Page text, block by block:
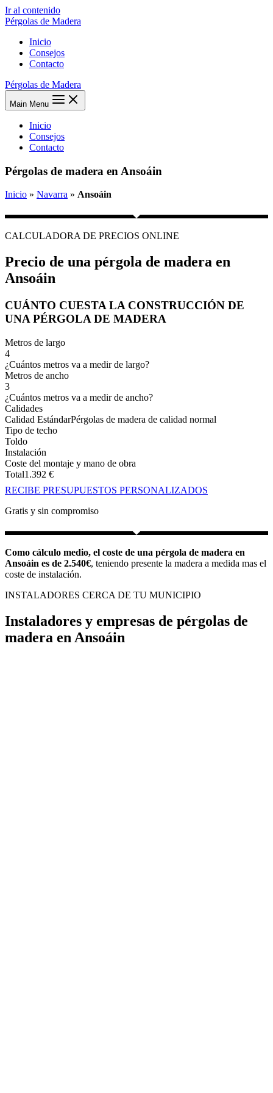
Ir al contenido
Pérgolas de Madera
Inicio
Consejos
Contacto
Pérgolas de Madera
Main Menu
Inicio
Consejos
Contacto
Pérgolas de madera en Ansoáin
Inicio » Navarra » Ansoáin
CALCULADORA DE PRECIOS ONLINE
Precio de una pérgola de madera en
Ansoáin
CUÁNTO CUESTA LA CONSTRUCCIÓN DE
UNA PÉRGOLA DE MADERA
Metros de largo
4
¿Cuántos metros va a medir de largo?
Metros de ancho
3
¿Cuántos metros va a medir de ancho?
Calidades
Calidad EstándarPérgolas de madera de calidad normal
Tipo de techo
Toldo
Instalación
Coste del montaje y mano de obra
Total1.392 €
RECIBE PRESUPUESTOS PERSONALIZADOS
Gratis y sin compromiso
Como cálculo medio, el coste de una pérgola de madera en
Ansoáin es de 2.540€, teniendo presente la madera a medida mas el
coste de instalación.
INSTALADORES CERCA DE TU MUNICIPIO
Instaladores y empresas de pérgolas de
madera en Ansoáin